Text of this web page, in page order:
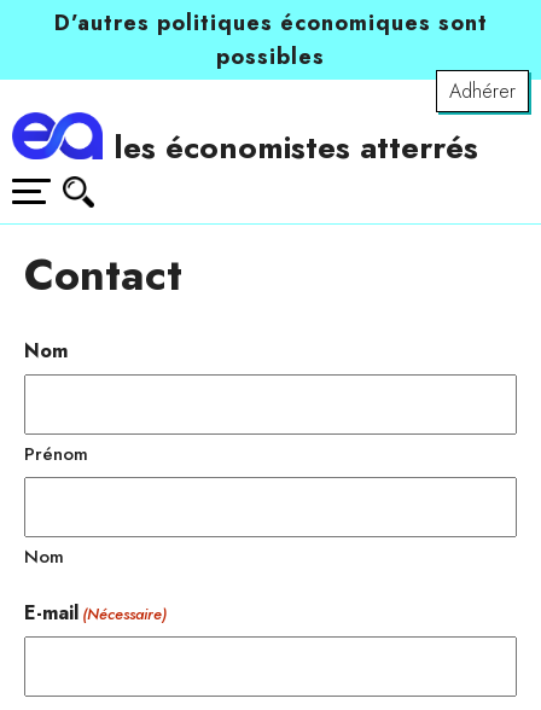
D’autres politiques économiques sont
possibles
Adhérer
les économistes atterrés
Contact
Nom
Prénom
Nom
E-mail (Nécessaire)